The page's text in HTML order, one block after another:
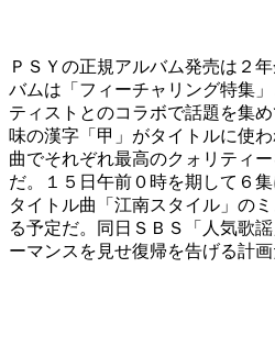
ＰＳＹの正規アルバム発売は２
バムは「フィーチャリング特集
ティストとのコラボで話題を集
味の漢字「甲」がタイトルに使
曲でそれぞれ最高のクォリティ
だ。１５日午前０時を期して６
タイトル曲「江南スタイル」の
る予定だ。同日ＳＢＳ「人気歌
ーマンスを見せ復帰を告げる計画